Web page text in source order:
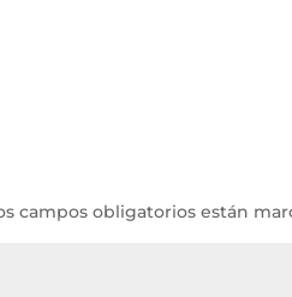
campos obligatorios están